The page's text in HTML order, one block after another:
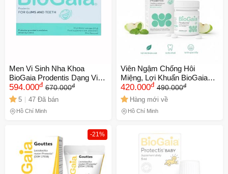
Men Vi Sinh Nha Khoa
BioGaia Prodentis Dạng Viên
Ngậm - Tăng Cường Sức
Khỏe Răng Miệng, Hỗ Trợ
Cải Thiện Hôi Miệng, Hộp 30
Viên
594.000đ 670.000đ
5 47 Đã bán
Hồ Chí Minh
Viên Ngậm Chống Hôi
Miệng, Lợi Khuẩn BioGaia
ProDentis Lozenges 30 viên–
Cho Răng Miệng Khỏe Mạnh,
Hơi Thở Thơm Mát
420.000đ 490.000đ
Hàng mới về
Hồ Chí Minh
-21%